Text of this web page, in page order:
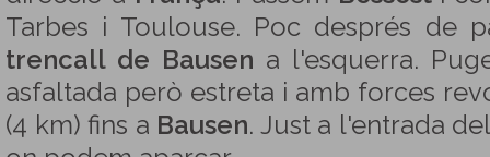
Tarbes i Toulouse. Poc després de
trencall de Bausen a l'esquerra.
asfaltada però estreta i amb forces
(4 km) fins a Bausen. Just a l'entrada